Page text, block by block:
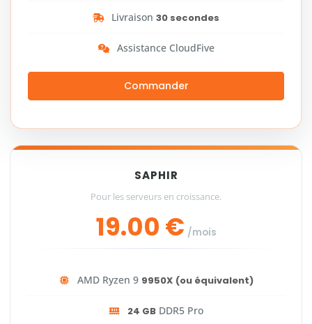
Livraison 30 secondes
Assistance CloudFive
Commander
SAPHIR
Pour les serveurs en croissance.
19.00 € /mois
AMD Ryzen 9 9950X (ou équivalent)
24 GB DDR5 Pro